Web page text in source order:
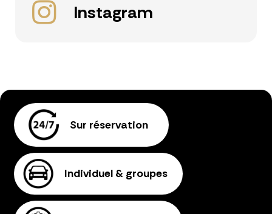
Instagram
Sur réservation
Individuel & groupes